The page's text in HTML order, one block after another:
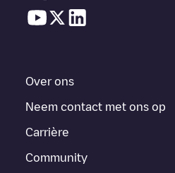
Over ons
Neem contact met ons op
Carrière
Community